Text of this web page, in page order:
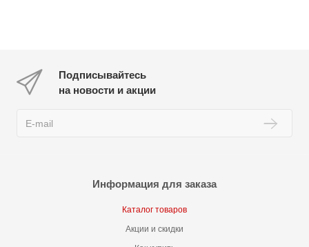
Подписывайтесь
на новости и акции
Информация для заказа
Каталог товаров
Акции и скидки